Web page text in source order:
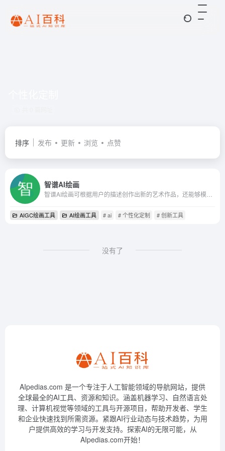
排序 发布 更新 浏览 点赞
智谱AI绘画
AIGC绘画工具 AI绘画工具 # ai # 个性化定制 # 创新工具
没有了
AIpedias.com 是一个专注于人工智能领域的导航网站，提供
全球最全的AI工具、资源和知识。涵盖机器学习、自然语言处
理、计算机视觉等领域的工具与开源项目，帮助开发者、学生
和企业快速找到所需资源。紧跟AI行业动态与技术趋势，为用
户提供高效的学习与开发支持。探索AI的无限可能，从
AIpedias.com开始！